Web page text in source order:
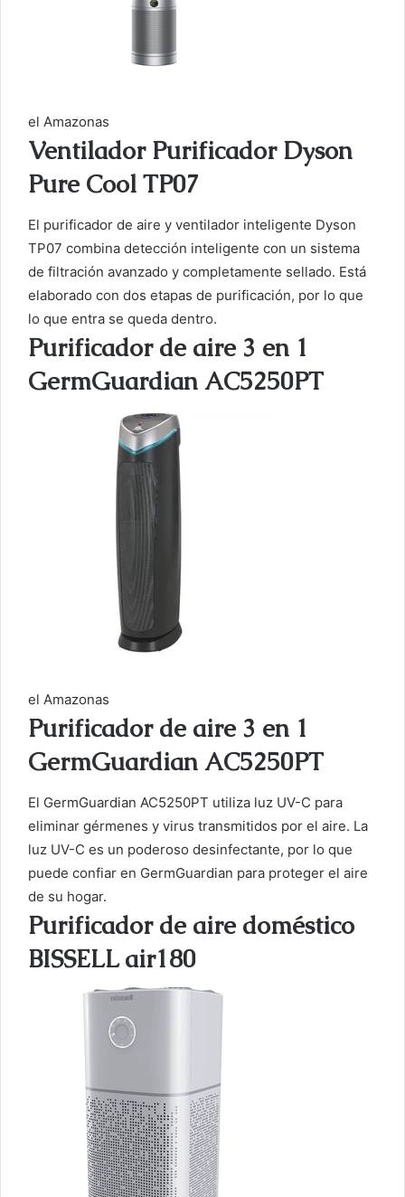
el Amazonas
Ventilador Purificador Dyson
Pure Cool TP07
El purificador de aire y ventilador inteligente Dyson
TP07 combina detección inteligente con un sistema
de filtración avanzado y completamente sellado. Está
elaborado con dos etapas de purificación, por lo que
lo que entra se queda dentro.
Purificador de aire 3 en 1
GermGuardian AC5250PT
el Amazonas
Purificador de aire 3 en 1
GermGuardian AC5250PT
El GermGuardian AC5250PT utiliza luz UV-C para
eliminar gérmenes y virus transmitidos por el aire. La
luz UV-C es un poderoso desinfectante, por lo que
puede confiar en GermGuardian para proteger el aire
de su hogar.
Purificador de aire doméstico
BISSELL air180